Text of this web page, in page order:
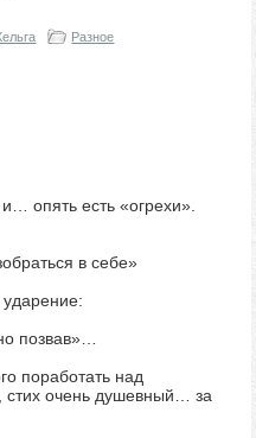
Разное
опять есть «огрехи».
в себе»
ударение:
позвав»…
поработать над
стих очень душевный… за